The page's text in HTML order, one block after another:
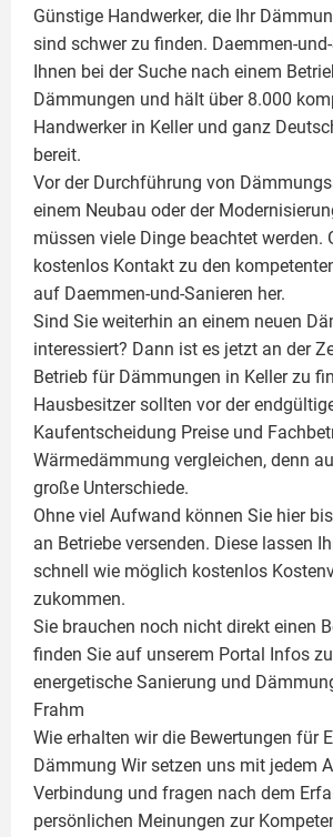
Günstige Handwerker, die Ihr
sind schwer zu finden. Daemmen-
Ihnen bei der Suche nach einem
Dämmungen und hält über 8.000
Handwerker in Keller und ganz
bereit.
Vor der Durchführung von
einem Neubau oder der
müssen viele Dinge beachtet werden.
kostenlos Kontakt zu den
auf Daemmen-und-Sanieren her.
Sind Sie weiterhin an einem neuen
interessiert? Dann ist es jetzt an der
Betrieb für Dämmungen in Keller zu
Hausbesitzer sollten vor der
Kaufentscheidung Preise und
Wärmedämmung vergleichen, denn
große Unterschiede.
Ohne viel Aufwand können Sie hier
an Betriebe versenden. Diese lassen
schnell wie möglich kostenlos
zukommen.
Sie brauchen noch nicht direkt einen
finden Sie auf unserem Portal Infos
energetische Sanierung und
Frahm
Wie erhalten wir die Bewertungen für
Dämmung Wir setzen uns mit jedem
Verbindung und fragen nach dem
persönlichen Meinungen zur